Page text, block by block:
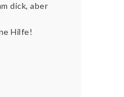
dick, aber
Hilfe!